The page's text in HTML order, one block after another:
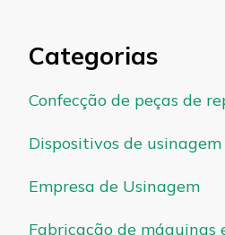
Categorias
Confecção de peças de
Dispositivos de usinagem
Empresa de Usinagem
Fabricação de máquinas